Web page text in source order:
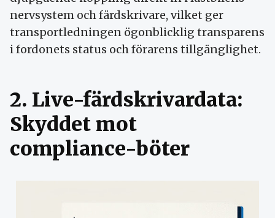
nervsystem och färdskrivare, vilket ger
transportledningen ögonblicklig transparens
i fordonets status och förarens tillgänglighet.
2. Live-färdskrivardata:
Skyddet mot
compliance-böter